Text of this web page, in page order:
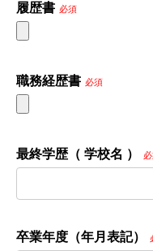
履歴書 必須
職務経歴書 必須
最終学歴（ 学校名 ）
卒業年度（年月表記）